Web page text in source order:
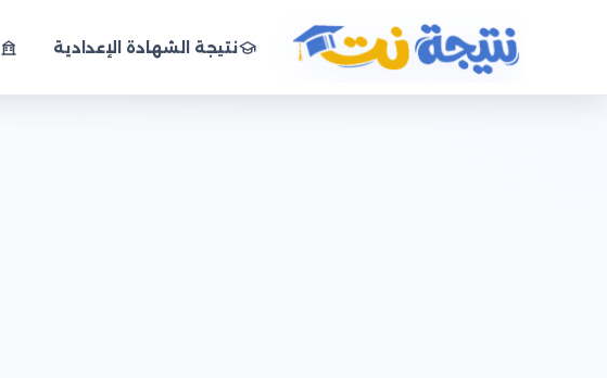
نتيجة نت
نتيجة الشهادة الإعدادية